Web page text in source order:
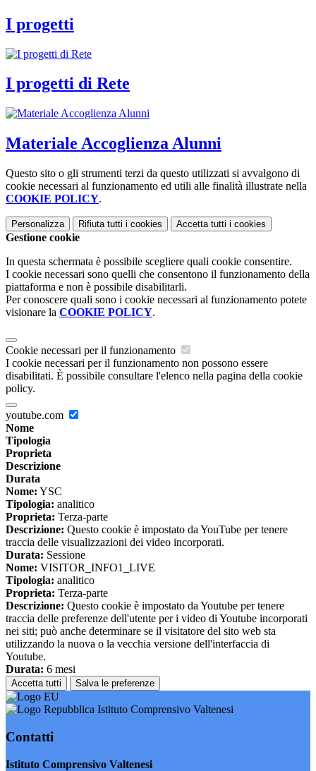
I progetti
I progetti di Rete
Materiale Accoglienza Alunni
Questo sito o gli strumenti terzi da questo utilizzati si avvalgono di
cookie necessari al funzionamento ed utili alle finalità illustrate nella
COOKIE POLICY.
Personalizza Rifiuta tutti i cookies Accetta tutti i cookies
Gestione cookie
In questa schermata è possibile scegliere quali cookie consentire.
I cookie necessari sono quelli che consentono il funzionamento della
piattaforma e non è possibile disabilitarli.
Per conoscere quali sono i cookie necessari al funzionamento potete
visionare la COOKIE POLICY.
Cookie necessari per il funzionamento
I cookie necessari per il funzionamento non possono essere
disabilitati. È possibile consultare l'elenco nella pagina della cookie
policy.
youtube.com
Nome
Tipologia
Proprieta
Descrizione
Durata
Nome: YSC
Tipologia: analitico
Proprieta: Terza-parte
Descrizione: Questo cookie è impostato da YouTube per tenere
traccia delle visualizzazioni dei video incorporati.
Durata: Sessione
Nome: VISITOR_INFO1_LIVE
Tipologia: analitico
Proprieta: Terza-parte
Descrizione: Questo cookie è impostato da Youtube per tenere
traccia delle preferenze dell'utente per i video di Youtube incorporati
nei siti; può anche determinare se il visitatore del sito web sta
utilizzando la nuova o la vecchia versione dell'interfaccia di
Youtube.
Durata: 6 mesi
Accetta tutti Salva le preferenze
Istituto Comprensivo Valtenesi
Contatti
Istituto Comprensivo Valtenesi